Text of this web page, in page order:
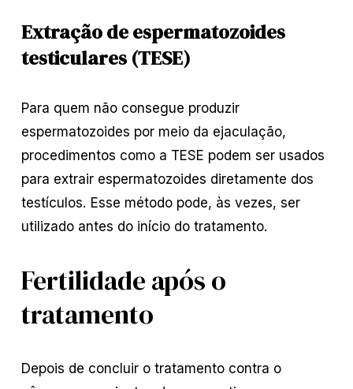
Extração de espermatozoides
testiculares (TESE)
Para quem não consegue produzir
espermatozoides por meio da ejaculação,
procedimentos como a TESE podem ser usados
para extrair espermatozoides diretamente dos
testículos. Esse método pode, às vezes, ser
utilizado antes do início do tratamento.
Fertilidade após o
tratamento
Depois de concluir o tratamento contra o